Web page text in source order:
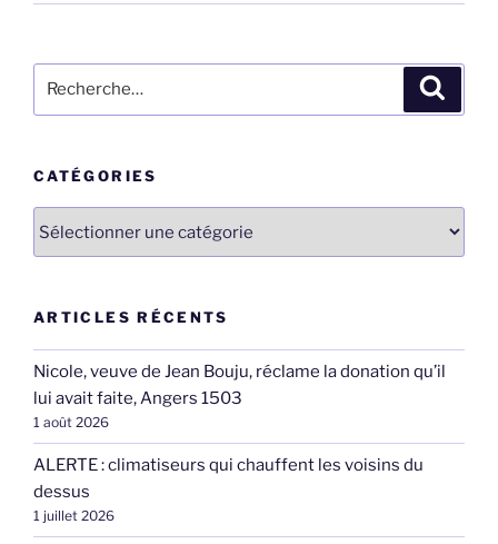
pour
CATÉGORIES
ARTICLES RÉCENTS
Nicole, veuve de Jean Bouju, réclame la donation qu’il
lui avait faite, Angers 1503
1 août 2026
ALERTE : climatiseurs qui chauffent les voisins du
dessus
1 juillet 2026